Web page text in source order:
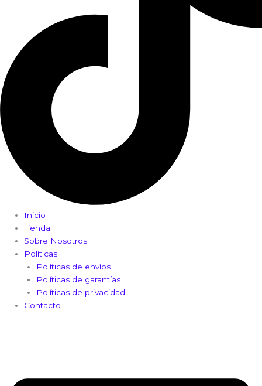
Inicio
Tienda
Sobre Nosotros
Políticas
Políticas de envíos
Políticas de garantías
Políticas de privacidad
Contacto